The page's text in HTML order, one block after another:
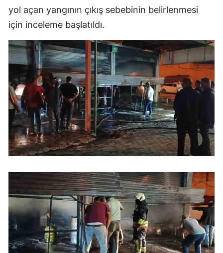
yol açan yangının çıkış sebebinin belirlenmesi
için inceleme başlatıldı.